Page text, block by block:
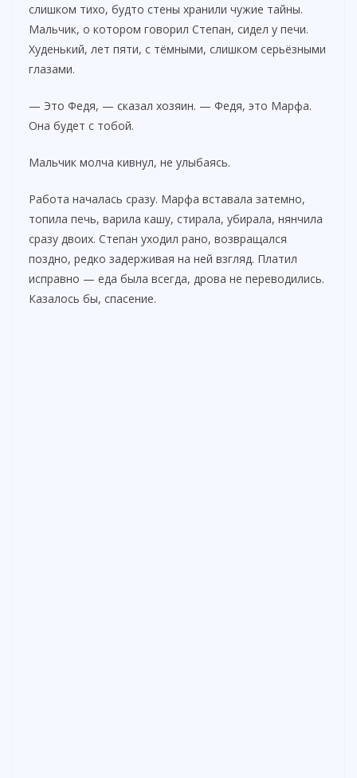
слишком тихо, будто стены хранили чужие тайны.
Мальчик, о котором говорил Степан, сидел у печи.
Худенький, лет пяти, с тёмными, слишком серьёзными
глазами.
— Это Федя, — сказал хозяин. — Федя, это Марфа.
Она будет с тобой.
Мальчик молча кивнул, не улыбаясь.
Работа началась сразу. Марфа вставала затемно,
топила печь, варила кашу, стирала, убирала, нянчила
сразу двоих. Степан уходил рано, возвращался
поздно, редко задерживая на ней взгляд. Платил
исправно — еда была всегда, дрова не переводились.
Казалось бы, спасение.